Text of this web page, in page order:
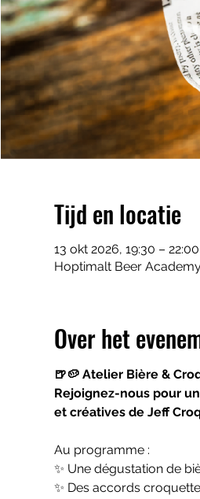
Tijd en locatie
13 okt 2026, 19:30 – 22:00
Hoptimalt Beer
Over het
🍺🥔 Atelier Bière &
Rejoignez-nous pour
et créatives de Jeff
Au programme :
✨ Une dégustation de
✨ Des accords